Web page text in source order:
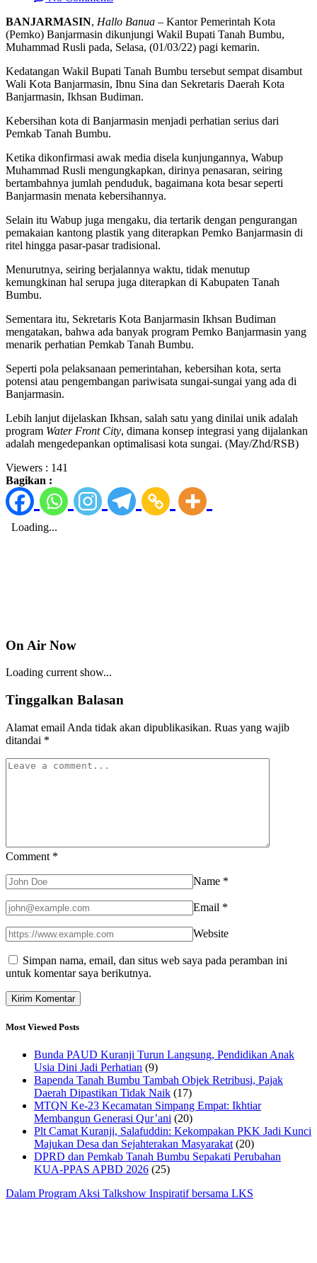
BANJARMASIN, Hallo Banua – Kantor Pemerintah Kota
(Pemko) Banjarmasin dikunjungi Wakil Bupati Tanah Bumbu,
Muhammad Rusli pada, Selasa, (01/03/22) pagi kemarin.
Kedatangan Wakil Bupati Tanah Bumbu tersebut sempat disambut
Wali Kota Banjarmasin, Ibnu Sina dan Sekretaris Daerah Kota
Banjarmasin, Ikhsan Budiman.
Kebersihan kota di Banjarmasin menjadi perhatian serius dari
Pemkab Tanah Bumbu.
Ketika dikonfirmasi awak media disela kunjungannya, Wabup
Muhammad Rusli mengungkapkan, dirinya penasaran, seiring
bertambahnya jumlah penduduk, bagaimana kota besar seperti
Banjarmasin menata kebersihannya.
Selain itu Wabup juga mengaku, dia tertarik dengan pengurangan
pemakaian kantong plastik yang diterapkan Pemko Banjarmasin di
ritel hingga pasar-pasar tradisional.
Menurutnya, seiring berjalannya waktu, tidak menutup
kemungkinan hal serupa juga diterapkan di Kabupaten Tanah
Bumbu.
Sementara itu, Sekretaris Kota Banjarmasin Ikhsan Budiman
mengatakan, bahwa ada banyak program Pemko Banjarmasin yang
menarik perhatian Pemkab Tanah Bumbu.
Seperti pola pelaksanaan pemerintahan, kebersihan kota, serta
potensi atau pengembangan pariwisata sungai-sungai yang ada di
Banjarmasin.
Lebih lanjut dijelaskan Ikhsan, salah satu yang dinilai unik adalah
program Water Front City, dimana konsep integrasi yang dijalankan
adalah mengedepankan optimalisasi kota sungai. (May/Zhd/RSB)
Viewers : 141
Bagikan :
On Air Now
Loading current show...
Tinggalkan Balasan
Alamat email Anda tidak akan dipublikasikan. Ruas yang wajib
ditandai *
Comment *
Name *
Email *
Website
Simpan nama, email, dan situs web saya pada peramban ini
untuk komentar saya berikutnya.
Most Viewed Posts
Bunda PAUD Kuranji Turun Langsung, Pendidikan Anak
Usia Dini Jadi Perhatian (9)
Bapenda Tanah Bumbu Tambah Objek Retribusi, Pajak
Daerah Dipastikan Tidak Naik (17)
MTQN Ke-23 Kecamatan Simpang Empat: Ikhtiar
Membangun Generasi Qur’ani (20)
Plt Camat Kuranji, Salafuddin: Kekompakan PKK Jadi Kunci
Majukan Desa dan Sejahterakan Masyarakat (20)
DPRD dan Pemkab Tanah Bumbu Sepakati Perubahan
KUA-PPAS APBD 2026 (25)
Dalam Program Aksi Talkshow Inspiratif bersama LKS